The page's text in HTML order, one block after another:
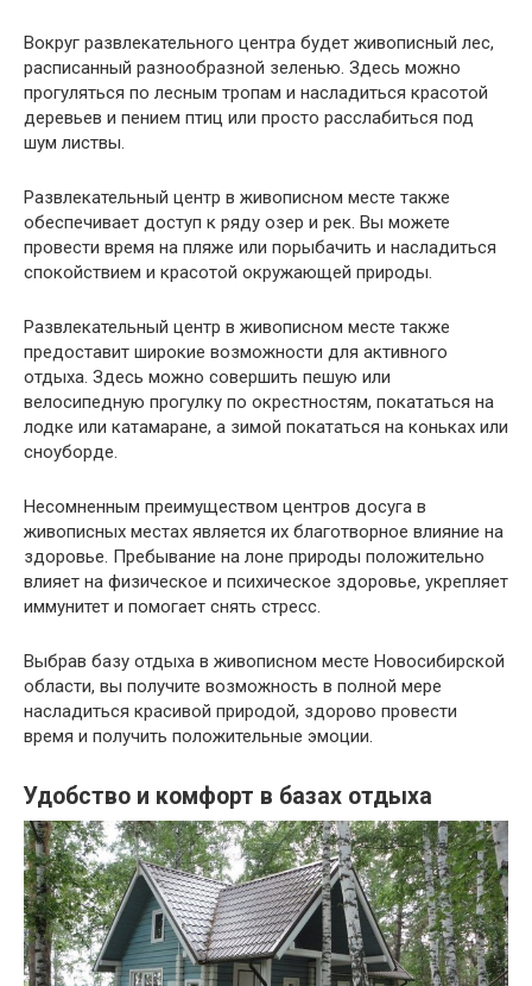
Вокруг развлекательного центра будет живописный лес,
расписанный разнообразной зеленью. Здесь можно
прогуляться по лесным тропам и насладиться красотой
деревьев и пением птиц или просто расслабиться под
шум листвы.
Развлекательный центр в живописном месте также
обеспечивает доступ к ряду озер и рек. Вы можете
провести время на пляже или порыбачить и насладиться
спокойствием и красотой окружающей природы.
Развлекательный центр в живописном месте также
предоставит широкие возможности для активного
отдыха. Здесь можно совершить пешую или
велосипедную прогулку по окрестностям, покататься на
лодке или катамаране, а зимой покататься на коньках или
сноуборде.
Несомненным преимуществом центров досуга в
живописных местах является их благотворное влияние на
здоровье. Пребывание на лоне природы положительно
влияет на физическое и психическое здоровье, укрепляет
иммунитет и помогает снять стресс.
Выбрав базу отдыха в живописном месте Новосибирской
области, вы получите возможность в полной мере
насладиться красивой природой, здорово провести
время и получить положительные эмоции.
Удобство и комфорт в базах отдыха